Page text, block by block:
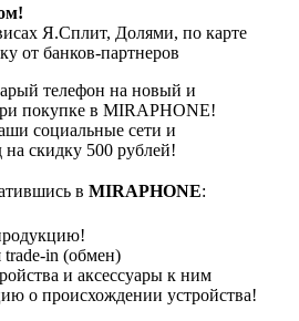
Я.Сплит, Долями, по карте
от банков-партнеров
телефон на новый и
покупке в MIRAPHONE!
социальные сети и
на скидку 500 рублей!
в MIRAPHONE:
in (обмен)
и аксессуары к ним
о происхождении устройства!